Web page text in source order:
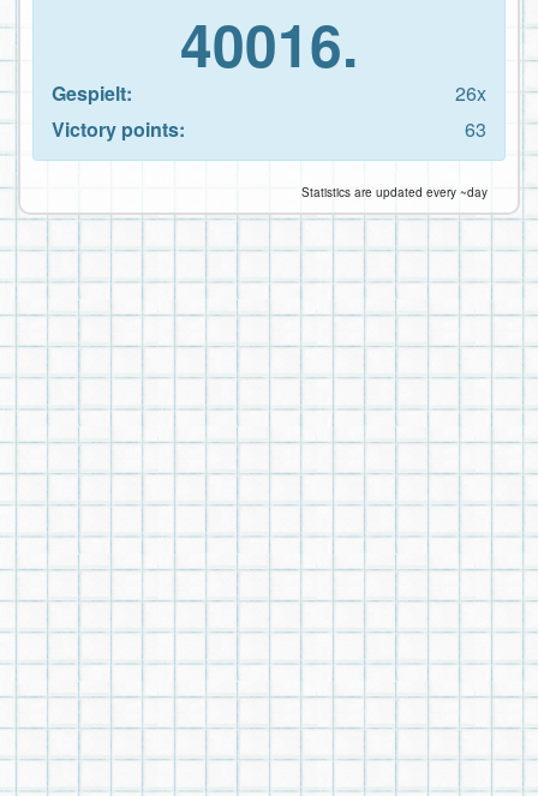
40016.
Gespielt:
26x
Victory points:
63
Statistics are updated every ~day